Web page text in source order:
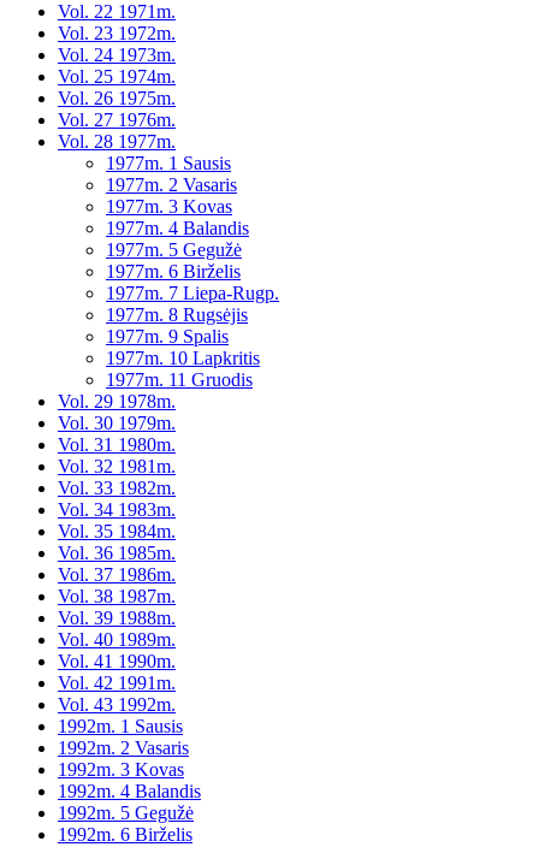
Vol. 22 1971m.
Vol. 23 1972m.
Vol. 24 1973m.
Vol. 25 1974m.
Vol. 26 1975m.
Vol. 27 1976m.
Vol. 28 1977m.
1977m. 1 Sausis
1977m. 2 Vasaris
1977m. 3 Kovas
1977m. 4 Balandis
1977m. 5 Gegužė
1977m. 6 Birželis
1977m. 7 Liepa-Rugp.
1977m. 8 Rugsėjis
1977m. 9 Spalis
1977m. 10 Lapkritis
1977m. 11 Gruodis
Vol. 29 1978m.
Vol. 30 1979m.
Vol. 31 1980m.
Vol. 32 1981m.
Vol. 33 1982m.
Vol. 34 1983m.
Vol. 35 1984m.
Vol. 36 1985m.
Vol. 37 1986m.
Vol. 38 1987m.
Vol. 39 1988m.
Vol. 40 1989m.
Vol. 41 1990m.
Vol. 42 1991m.
Vol. 43 1992m.
1992m. 1 Sausis
1992m. 2 Vasaris
1992m. 3 Kovas
1992m. 4 Balandis
1992m. 5 Gegužė
1992m. 6 Birželis